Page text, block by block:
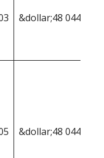
&dollar;48 044
&dollar;48 044